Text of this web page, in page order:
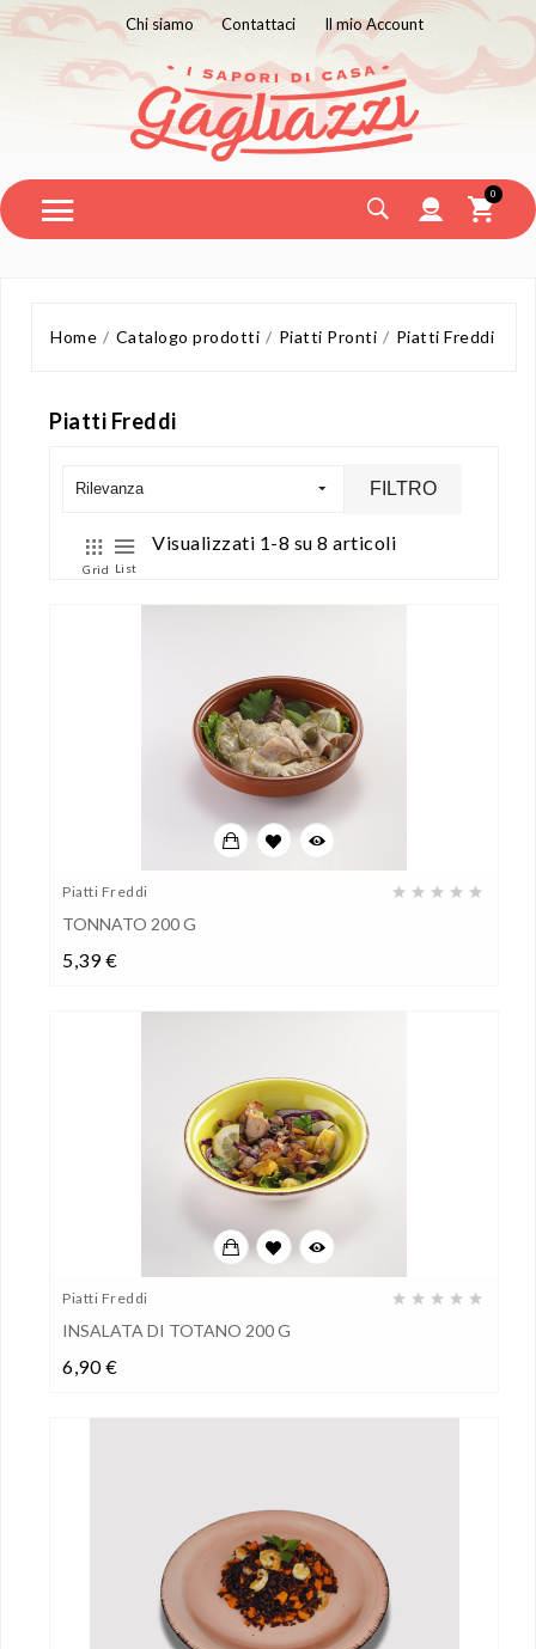
Chi siamo Contattaci Il mio Account
0
Home Catalogo prodotti Piatti Pronti Piatti Freddi
Piatti Freddi
Rilevanza FILTRO
Grid List
Visualizzati 1-8 su 8 articoli
Piatti Freddi
TONNATO 200 G
5,39 €Prezzo
Piatti Freddi
INSALATA DI TOTANO 200 G
6,90 €Prezzo